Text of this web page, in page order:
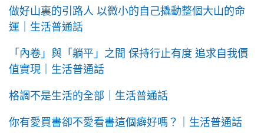
做好山裏的引路人 以微小的自己撬動整個大山的命
運｜生活普通話
「內卷」與「躺平」之間 保持行止有度 追求自我價
值實現｜生活普通話
格調不是生活的全部｜生活普通話
你有愛買書卻不愛看書這個癖好嗎？｜生活普通話